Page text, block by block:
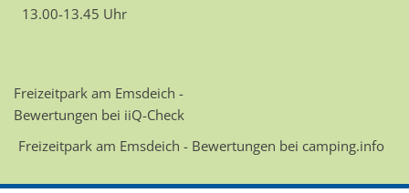
13.00-13.45 Uhr
Freizeitpark am Emsdeich -
Bewertungen bei iiQ-Check
Freizeitpark am Emsdeich - Bewertungen bei camping.info